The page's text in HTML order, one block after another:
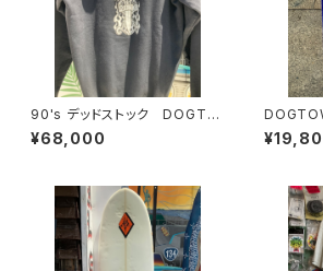
90's デッドストック DOGTO
WN
¥68,000
N
ウン エ